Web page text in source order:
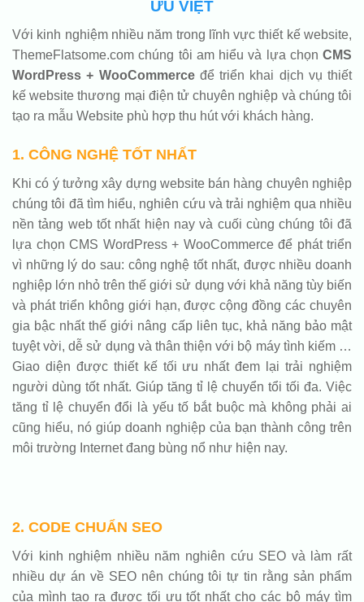
ƯU VIỆT
Với kinh nghiệm nhiều năm trong lĩnh vực thiết kế website,
ThemeFlatsome.com chúng tôi am hiểu và lựa chọn CMS
WordPress + WooCommerceđể triển khai dịch vụ thiết
kế website thương mại điện tử chuyên nghiệp và chúng tôi
tạo ra mẫu Website phù hợp thu hút với khách hàng.
1. CÔNG NGHỆ TỐT NHẤT
Khi có ý tưởng xây dựng website bán hàng chuyên nghiệp
chúng tôi đã tìm hiểu, nghiên cứu và trải nghiệm qua nhiều
nền tảng web tốt nhất hiện nay và cuối cùng chúng tôi đã
lựa chọn CMS WordPress + WooCommerce để phát triển
vì những lý do sau: công nghệ tốt nhất, được nhiều doanh
nghiệp lớn nhỏ trên thế giới sử dụng với khả năng tùy biến
và phát triển không giới hạn, được cộng đồng các chuyên
gia bậc nhất thế giới nâng cấp liên tục, khả năng bảo mật
tuyệt vời, dễ sử dụng và thân thiện với bộ máy tình kiếm …
Giao diện được thiết kế tối ưu nhất đem lại trải nghiệm
người dùng tốt nhất. Giúp tăng tỉ lệ chuyển tổi tối đa. Việc
tăng tỉ lệ chuyển đổi là yếu tố bắt buộc mà không phải ai
cũng hiểu, nó giúp doanh nghiệp của bạn thành công trên
môi trường Internet đang bùng nổ như hiện nay.
2. CODE CHUẨN SEO
Với kinh nghiệm nhiều năm nghiên cứu SEO và làm rất
nhiều dự án về SEO nên chúng tôi tự tin rằng sản phẩm
của mình tạo ra được tối ưu tốt nhất cho các bộ máy tìm